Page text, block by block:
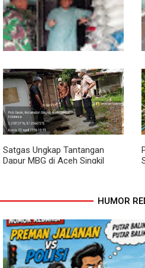
Lewat Komsos, Babinsa
Rundeng Pantau Stok dan
Harga Pupuk
Satgas Ungkap Tantangan
Dapur MBG di Aceh Singkil
HUMOR